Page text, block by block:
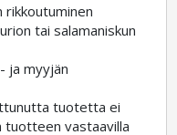
tai salamaniskun
ja myyjän
tuotetta ei
tuotteen vastaavilla